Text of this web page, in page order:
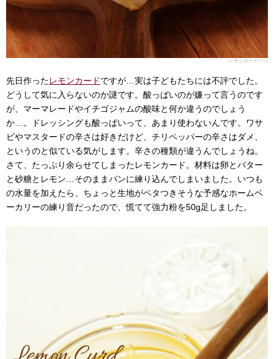
レモンカードパン
先日作ったレモンカードですが…実は子どもたちには不評でした。
どうして気に入らないのか謎です。酸っぱいのが嫌って言うのです
が、マーマレードやイチゴジャムの酸味と何か違うのでしょう
か…。ドレッシングも酸っぱいって、あまり使わないんです。ワサ
ビやマスタードの辛さは好きだけど、チリペッパーの辛さはダメ、
というのと似ている気がします。辛さの種類が違うんでしょうね。
さて、たっぷり余らせてしまったレモンカード。材料は卵とバター
と砂糖とレモン…そのままパンに練り込んでしまいました。いつも
の水量を加えたら、ちょっと生地がベタつきそうな予感なホームベ
ーカリーの練り音だったので、慌てて強力粉を50g足しました。